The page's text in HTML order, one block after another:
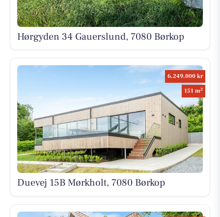
Hørgyden 34 Gauerslund, 7080 Børkop
6.249.000 kr
151 m2
Duevej 15B Mørkholt, 7080 Børkop